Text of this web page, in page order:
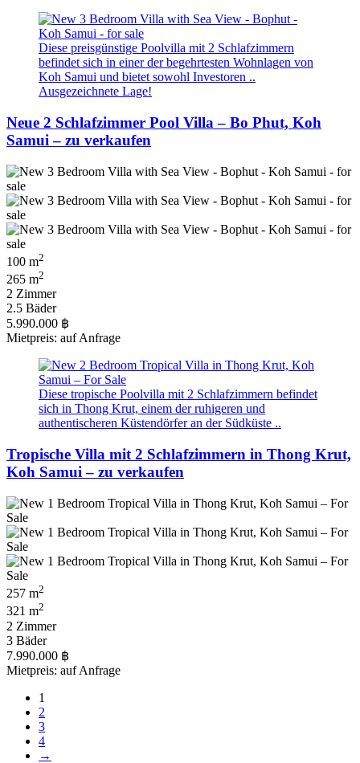
Diese preisgünstige Poolvilla mit 2 Schlafzimmern
befindet sich in einer der begehrtesten Wohnlagen von
Koh Samui und bietet sowohl Investoren ..
Ausgezeichnete Lage!
Neue 2 Schlafzimmer Pool Villa – Bo Phut, Koh
Samui – zu verkaufen
100 m2
265 m2
2 Zimmer
2.5 Bäder
5.990.000 ฿
Mietpreis: auf Anfrage
Diese tropische Poolvilla mit 2 Schlafzimmern befindet
sich in Thong Krut, einem der ruhigeren und
authentischeren Küstendörfer an der Südküste ..
Tropische Villa mit 2 Schlafzimmern in Thong Krut,
Koh Samui – zu verkaufen
257 m2
321 m2
2 Zimmer
3 Bäder
7.990.000 ฿
Mietpreis: auf Anfrage
1
2
3
4
→